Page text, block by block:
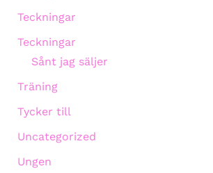
Teckningar
Teckningar
Sånt jag säljer
Träning
Tycker till
Uncategorized
Ungen